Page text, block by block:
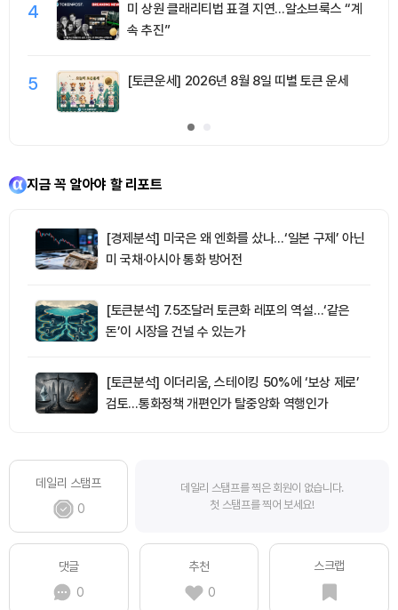
4
미 상원 클래리티법 표결 지연…알소브룩스 “계
속 추진”
5 [토큰운세] 2026년 8월 8일 띠별 토큰 운세
지금 꼭 알아야 할 리포트
[경제분석] 미국은 왜 엔화를 샀나…‘일본 구제’ 아닌
미 국채·아시아 통화 방어전
[토큰분석] 7.5조달러 토큰화 레포의 역설…‘같은
돈’이 시장을 건널 수 있는가
[토큰분석] 이더리움, 스테이킹 50%에 ‘보상 제로’
검토…통화정책 개편인가 탈중앙화 역행인가
데일리 스탬프
0
데일리 스탬프를 찍은 회원이 없습니다.
첫 스탬프를 찍어 보세요!
댓글
0
추천
0
스크랩